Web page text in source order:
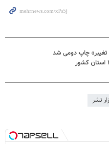
تغییر» چاپ دومی شد
نشر